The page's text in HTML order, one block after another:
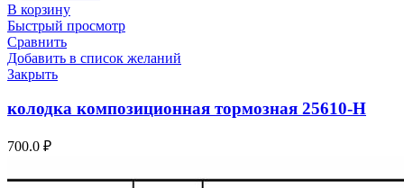
В корзину
Быстрый просмотр
Сравнить
Добавить в список желаний
Закрыть
колодка композиционная тормозная 25610-Н
700.0 ₽